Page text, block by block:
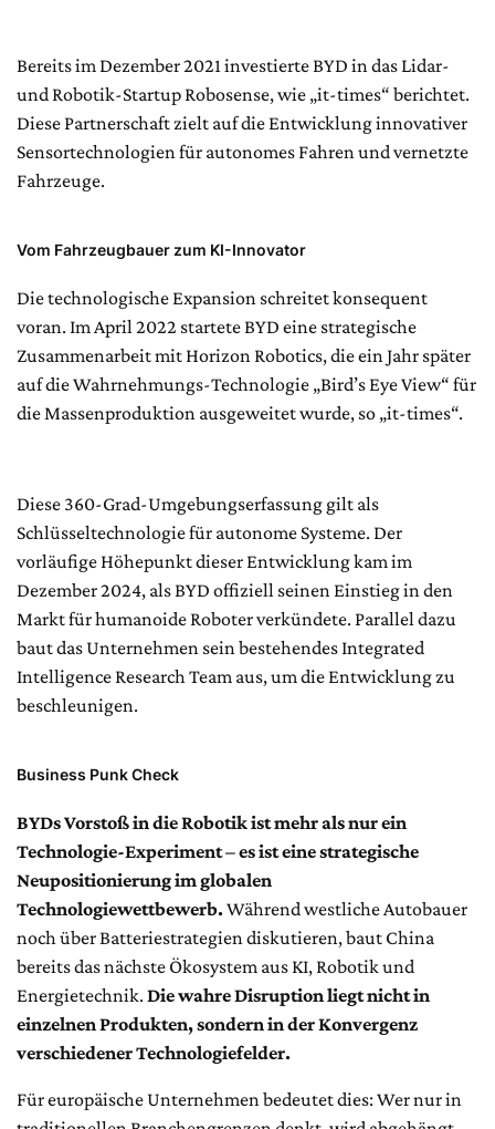
Bereits im Dezember 2021 investierte BYD in das Lidar-
und Robotik-Startup Robosense, wie „it-times“ berichtet.
Diese Partnerschaft zielt auf die Entwicklung innovativer
Sensortechnologien für autonomes Fahren und vernetzte
Fahrzeuge.
Vom Fahrzeugbauer zum KI-Innovator
Die technologische Expansion schreitet konsequent
voran. Im April 2022 startete BYD eine strategische
Zusammenarbeit mit Horizon Robotics, die ein Jahr später
auf die Wahrnehmungs-Technologie „Bird’s Eye View“ für
die Massenproduktion ausgeweitet wurde, so „it-times“.
Diese 360-Grad-Umgebungserfassung gilt als
Schlüsseltechnologie für autonome Systeme. Der
vorläufige Höhepunkt dieser Entwicklung kam im
Dezember 2024, als BYD offiziell seinen Einstieg in den
Markt für humanoide Roboter verkündete. Parallel dazu
baut das Unternehmen sein bestehendes Integrated
Intelligence Research Team aus, um die Entwicklung zu
beschleunigen.
Business Punk Check
BYDs Vorstoß in die Robotik ist mehr als nur ein
Technologie-Experiment – es ist eine strategische
Neupositionierung im globalen
Technologiewettbewerb.Während westliche Autobauer
noch über Batteriestrategien diskutieren, baut China
bereits das nächste Ökosystem aus KI, Robotik und
Energietechnik. Die wahre Disruption liegt nicht in
einzelnen Produkten, sondern in der Konvergenz
verschiedener Technologiefelder.
Für europäische Unternehmen bedeutet dies: Wer nur in